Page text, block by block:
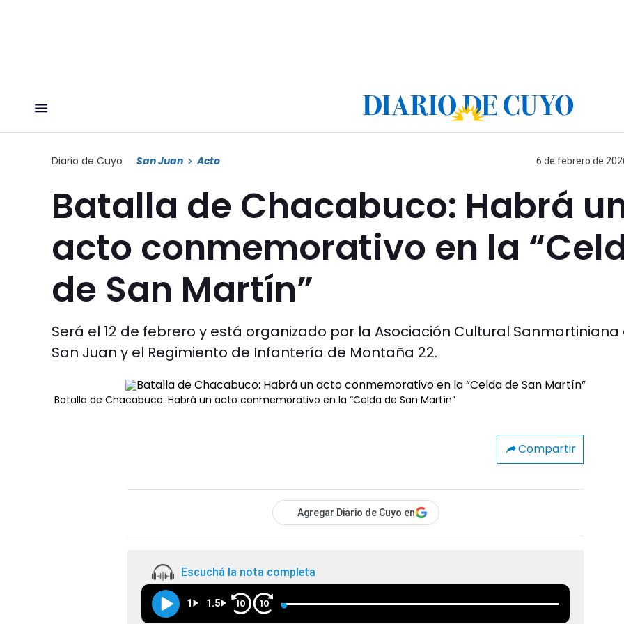
Diario de Cuyo San Juan Acto 6 de febrero de
Batalla de Chacabuco: Habrá
acto conmemorativo en la
de San Martín”
Será el 12 de febrero y está organizado por la Asociación Cultural Sanmartiniana
San Juan y el Regimiento de Infantería de Montaña 22.
Batalla de Chacabuco: Habrá un acto conmemorativo en la “Celda de San Martín”
Compartir
Agregar Diario de Cuyo en
Escuchá la nota completa
1 1.5 10 10